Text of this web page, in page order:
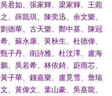
吳君如 張家輝、 梁家輝、 王菀
之
薛凱琪、 陳奕迅 余文樂
劉德華、 古天樂 鄭中基、 陳冠
希、 蘇永康、 黃秋生 杜德偉、
甄子丹、 衛詩雅、 杜汶澤、
盧海
鵬、 吳若希、 林依錡、 蔚雨芯、
黃子華、 錢嘉樂 盧覓雪、 詹瑞
文
黃偉文 葉山豪 吳嘉龍